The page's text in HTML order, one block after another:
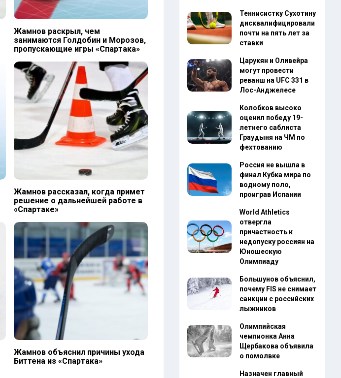
Жамнов раскрыл, чем
занимаются Голдобин и Морозов,
пропускающие игры «Спартака»
Жамнов рассказал, когда примет
решение о дальнейшей работе в
«Спартаке»
Жамнов объяснил причины ухода
Биттена из «Спартака»
Теннисистку Сухотину
дисквалифицировали
почти на пять лет за
ставки
Царукян и Оливейра
могут провести
реванш на UFC 331 в
Лос-Анджелесе
Колобков высоко
оценил победу 19-
летнего саблиста
Граудыня на ЧМ по
фехтованию
Россия не вышла в
финал Кубка мира по
водному поло,
проиграв Испании
World Athletics
отвергла
причастность к
недопуску россиян на
Юношескую
Олимпиаду
Большунов объяснил,
почему FIS не снимает
санкции с российских
лыжников
Олимпийская
чемпионка Анна
Щербакова объявила
о помолвке
Назначен главный